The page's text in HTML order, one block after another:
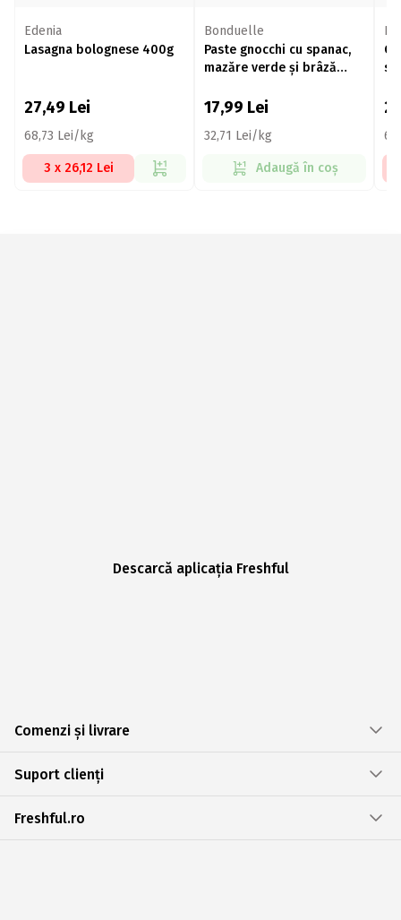
Edenia
Lasagna bolognese 400g
27,49 Lei
68,73 Lei/kg
3 x 26,12 Lei
Bonduelle
Paste gnocchi cu spanac,
mazăre verde și brâză
17,99 Lei
32,71 Lei/kg
Adaugă în coș
Descarcă aplicația Freshful
Comenzi și livrare
Suport clienți
Freshful.ro